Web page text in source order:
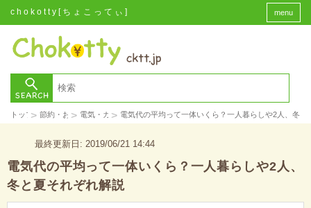
chokotty[ちょこってぃ] menu
トップ> 節約・お金
> 電気・ガス
> 電気代の平均って一体いくら？一人暮らしや2人、冬と
最終更新日: 2019/06/21 14:44
電気代の平均って一体いくら？一人暮らしや2人、
冬と夏それぞれ解説